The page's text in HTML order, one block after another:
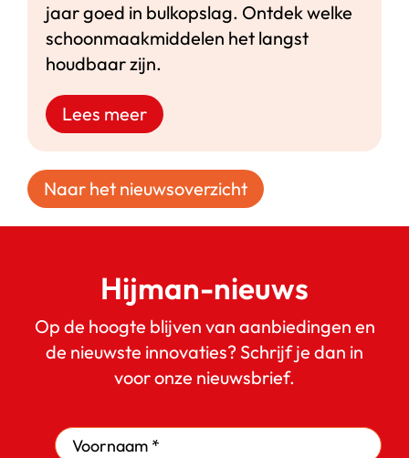
jaar goed in bulkopslag. Ontdek welke
schoonmaakmiddelen het langst
houdbaar zijn.
Lees meer
Naar het nieuwsoverzicht
Hijman-nieuws
Op de hoogte blijven van aanbiedingen en
de nieuwste innovaties? Schrijf je dan in
voor onze nieuwsbrief.